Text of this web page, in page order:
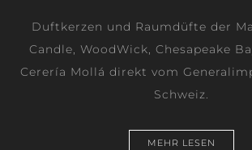
Duftkerzen und Raumdüfte der
Candle, WoodWick, Chesapeake
Cerería Mollá direkt vom
Schweiz.
MEHR LESEN